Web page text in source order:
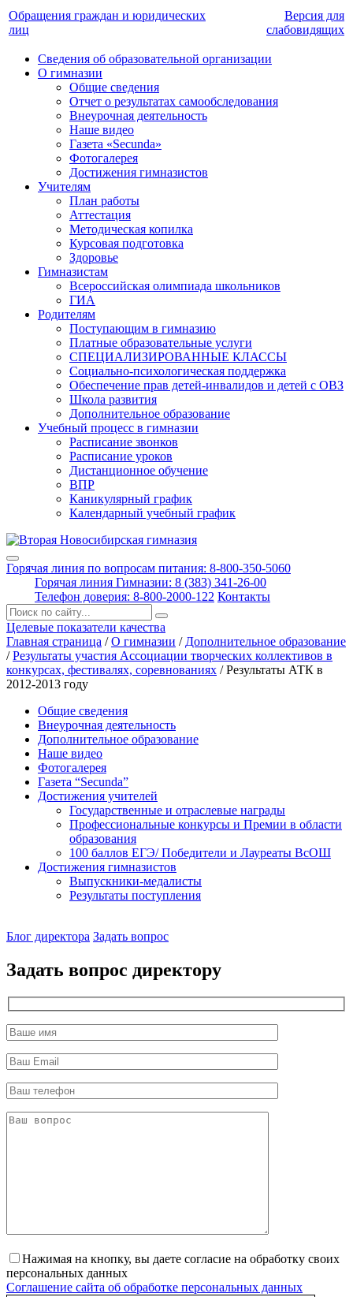
Обращения граждан и юридических
лиц
Версия для
слабовидящих
Сведения об образовательной организации
О гимназии
Общие сведения
Отчет о результатах самообследования
Внеурочная деятельность
Наше видео
Газета «Secunda»
Фотогалерея
Достижения гимназистов
Учителям
План работы
Аттестация
Методическая копилка
Курсовая подготовка
Здоровье
Гимназистам
Всероссийская олимпиада школьников
ГИА
Родителям
Поступающим в гимназию
Платные образовательные услуги
СПЕЦИАЛИЗИРОВАННЫЕ КЛАССЫ
Социально-психологическая поддержка
Обеспечение прав детей-инвалидов и детей с ОВЗ
Школа развития
Дополнительное образование
Учебный процесс в гимназии
Расписание звонков
Расписание уроков
Дистанционное обучение
ВПР
Каникулярный график
Календарный учебный график
Горячая линия по вопросам питания: 8-800-350-5060
Горячая линия Гимназии: 8 (383) 341-26-00
Телефон доверия: 8-800-2000-122 Контакты
Поиск:
Целевые показатели качества
Главная страница /О гимназии / Дополнительное образование
/Результаты участия Ассоциации творческих коллективов в
конкурсах, фестивалях, соревнованиях /Ре­зуль­та­ты АТК в
2012-2013 го­ду
Общие сведения
Внеурочная деятельность
Дополнительное образование
Наше видео
Фотогалерея
Газета “Secunda”
Достижения учителей
Государственные и отраслевые награды
Профессиональные конкурсы и Премии в области
образования
100 баллов ЕГЭ/ Победители и Лауреаты ВсОШ
Достижения гимназистов
Выпускники-медалисты
Результаты поступления
директор
Блог директора Задать вопрос
Задать вопрос директору
Нажимая на кнопку, вы даете согласие на обработку своих
персональных данных
Соглашение сайта об обработке персональных данных